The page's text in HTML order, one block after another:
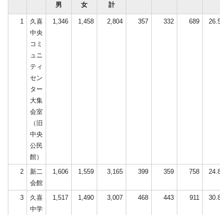
男
女
計
1
久喜
中央
コミ
ュニ
ティ
セン
ター
大集
会室
（旧
中央
公民
館）
1,346 1,458 2,804 357 332 689
2
新二
会館
1,606 1,559 3,165 399 359 758
3
久喜
中学
1,517 1,490 3,007 468 443 911